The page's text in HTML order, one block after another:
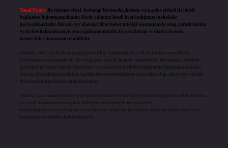
Yasal Uyarı: Bu internet sitesi, herhangi bir marka, kurum veya şahıs şirketi ile hiçbir
bağlantısı bulunmamaktadır. Sitede yalnızca kendi hazırladığımız makaleler
paylaşılmaktadır. Burada yer alan içerikler haber niteliği taşımamakta olup, gerçek kurum
ve kişiler hakkında paylaşım yapılmamaktadır. Gerçek kurum ve kişiler ile isim
benzerlikleri tamamen tesadüfidir.
Sitemiz, 5651 Sayılı Kanun gereğince Bilgi Teknolojileri ve İletişim Kurumu (BTK)
tarafından onaylanmış bir Yer Sağlayıcı olarak hizmet vermektedir. Bu nedenle, sitedeki
içerikleri proaktif olarak denetleme veya araştırma yükümlülüğümüz bulunmamaktadır.
Ancak, üyelerimiz yazdıkları içeriklerin sorumluluğunu taşımakta olup, siteye üye olarak
bu sorumluluğu kabul etmiş sayılırlar.
Sitemiz, kar amacı gütmeyen ve tamamen ücretsiz bir bilgi paylaşım platformudur. Hukuka
ve yasal düzenlemelere aykırı olduğunu düşündüğünüz içerikleri,
backlinkpanelicomtr@gmail.com adresine bildirmeniz halinde, ilgili içerikler yasal süre
içerisinde sitemizden kaldırılacaktır.